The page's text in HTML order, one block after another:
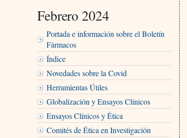
Febrero 2024
Portada e información sobre el Boletín
Fármacos
Índice
Novedades sobre la Covid
Herramientas Útiles
Globalización y Ensayos Clínicos
Ensayos Clínicos y Ética
Comités de Ética en Investigación